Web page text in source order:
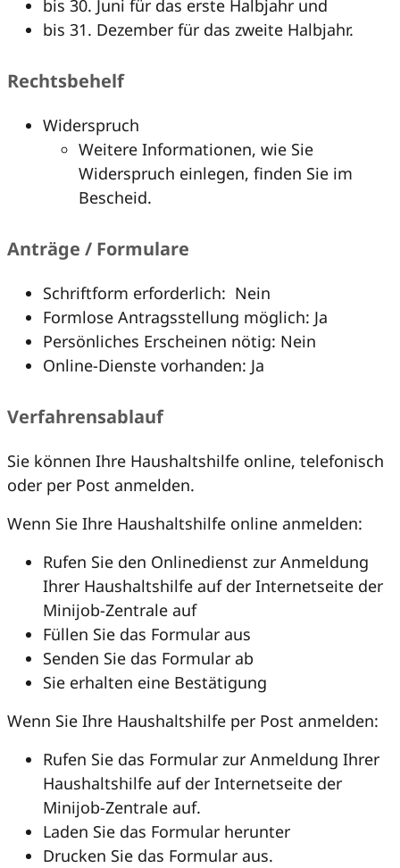
bis 30. Juni für das erste Halbjahr und
bis 31. Dezember für das zweite Halbjahr.
Rechtsbehelf
Widerspruch
Weitere Informationen, wie Sie
Widerspruch einlegen, finden Sie im
Bescheid.
Anträge / Formulare
Schriftform erforderlich: Nein
Formlose Antragsstellung möglich: Ja
Persönliches Erscheinen nötig: Nein
Online-Dienste vorhanden: Ja
Verfahrensablauf
Sie können Ihre Haushaltshilfe online, telefonisch
oder per Post anmelden.
Wenn Sie Ihre Haushaltshilfe online anmelden:
Rufen Sie den Onlinedienst zur Anmeldung
Ihrer Haushaltshilfe auf der Internetseite der
Minijob-Zentrale auf
Füllen Sie das Formular aus
Senden Sie das Formular ab
Sie erhalten eine Bestätigung
Wenn Sie Ihre Haushaltshilfe per Post anmelden:
Rufen Sie das Formular zur Anmeldung Ihrer
Haushaltshilfe auf der Internetseite der
Minijob-Zentrale auf.
Laden Sie das Formular herunter
Drucken Sie das Formular aus.